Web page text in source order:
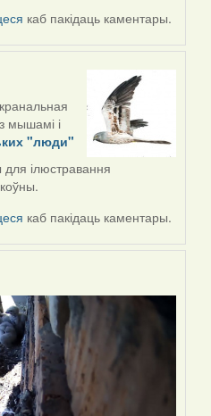
каб пакідаць каментары.
мышамі і
"люди"
для ілюстравання
каб пакідаць каментары.